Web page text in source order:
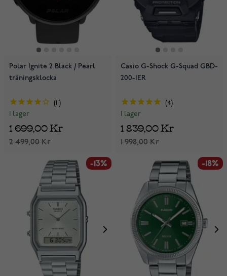
Polar Ignite 2 Black / Pearl
träningsklocka
I lager
2 499,00 Kr
1 699,00 Kr
Casio G-Shock G-Squad GBD-
200-1ER
4
I lager
1 998,00 Kr
1 839,00 Kr
-13% -18%